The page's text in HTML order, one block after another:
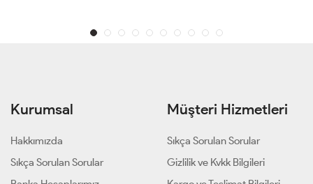
Kurumsal
Hakkımızda
Sıkça Sorulan Sorular
Müşteri Hizmetleri
Sıkça Sorulan Sorular
Gizlilik ve Kvkk Bilgileri